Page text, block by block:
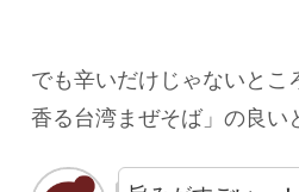
でも辛いだけじゃないとこ
香る台湾まぜそば」の良い